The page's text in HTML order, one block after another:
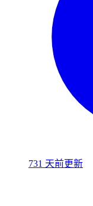
731 天前更新